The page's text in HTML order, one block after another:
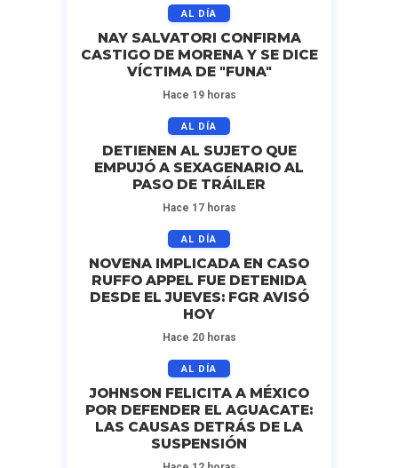
AL DÍA
NAY SALVATORI CONFIRMA
CASTIGO DE MORENA Y SE DICE
VÍCTIMA DE "FUNA"
Hace 19 horas
AL DÍA
DETIENEN AL SUJETO QUE
EMPUJÓ A SEXAGENARIO AL
PASO DE TRÁILER
Hace 17 horas
AL DÍA
NOVENA IMPLICADA EN CASO
RUFFO APPEL FUE DETENIDA
DESDE EL JUEVES: FGR AVISÓ
HOY
Hace 20 horas
AL DÍA
JOHNSON FELICITA A MÉXICO
POR DEFENDER EL AGUACATE:
LAS CAUSAS DETRÁS DE LA
SUSPENSIÓN